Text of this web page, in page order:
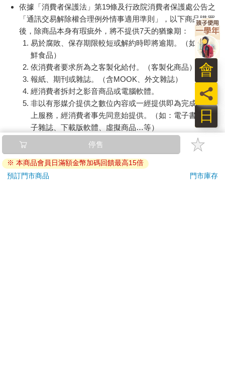
依據「消費者保護法」第19條及行政院消費者保護處公告之
「通訊交易解除權合理例外情事適用準則」，以下商品購買
後，除商品本身有瑕疵外，將不提供7天的猶豫期：
易於腐敗、保存期限較短或解約時即將逾期。（如：生
鮮食品）
依消費者要求所為之客製化給付。（客製化商品）
報紙、期刊或雜誌。（含MOOK、外文雜誌）
經消費者拆封之影音商品或電腦軟體。
非以有形媒介提供之數位內容或一經提供即為完成之線
上服務，經消費者事先同意始提供。（如：電子書、電
子雜誌、下載版軟體、虛擬商品…等）
已拆封之個人衛生用品。（如：內衣褲、刮鬍刀、除毛
若非上列種類商品，均享有到貨7天的猶豫期（含例假
日）。
停售
※ 本商品會員日滿額金幣加碼回饋最高15倍
預訂門市商品
門市庫存
日
員
會